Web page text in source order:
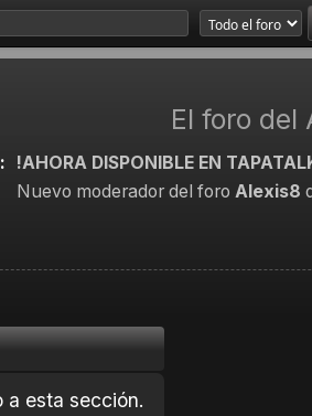
El foro del
!AHORA DISPONIBLE EN
Nuevo moderador del foro Alexis8
a esta sección.